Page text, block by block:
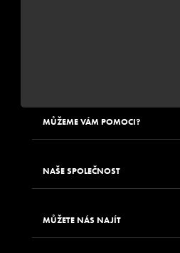
MŮŽEME VÁM POMOCI?
NAŠE SPOLEČNOST
MŮŽETE NÁS NAJÍT